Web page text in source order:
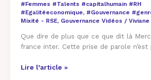
#Femmes #Talents #capitalhumain #RH
#Egalitéeconomique, #Gouvernance
Mixité - RSE, Gouvernance Vidéos /
Que dire de plus que ce que dit là
france inter. Cette prise de parole n’est
Lire l’article »